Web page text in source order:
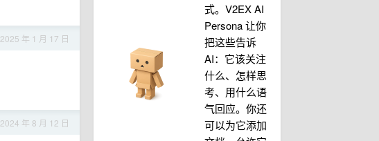
式。V2EX AI
Persona 让你
把这些告诉
AI：它该关注
什么、怎样思
考、用什么语
气回应。你还
可以为它添加
2025 年 1 月 17 日
2024 年 8 月 12 日